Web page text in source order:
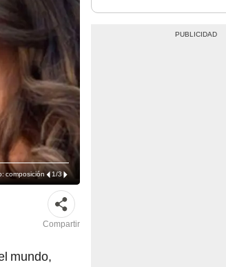
composición 1/3
Compartir
mundo,